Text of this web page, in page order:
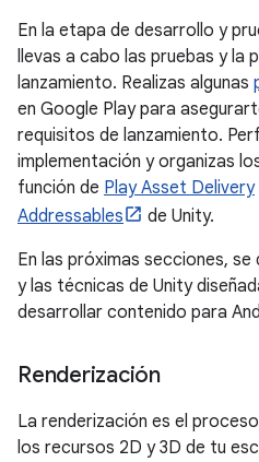
En la etapa de desarrollo y
llevas a cabo las pruebas y la
lanzamiento. Realizas algunas
en Google Play para
requisitos de lanzamiento.
implementación y organizas
función de Play Asset Delivery
Addressables
de Unity.
En las próximas secciones,
y las técnicas de Unity
desarrollar contenido para
Renderización
La renderización es el
los recursos 2D y 3D de tu